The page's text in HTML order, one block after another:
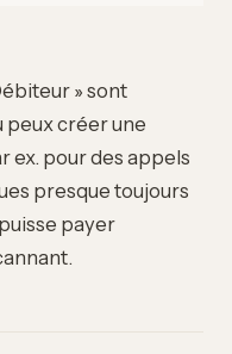
» sont
créer une
ex. pour des appels
presque toujours
payer